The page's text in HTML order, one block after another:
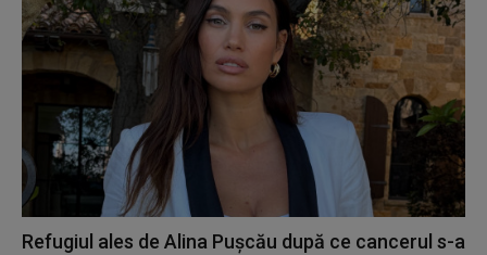
Refugiul ales de Alina Pușcău după ce cancerul s-a